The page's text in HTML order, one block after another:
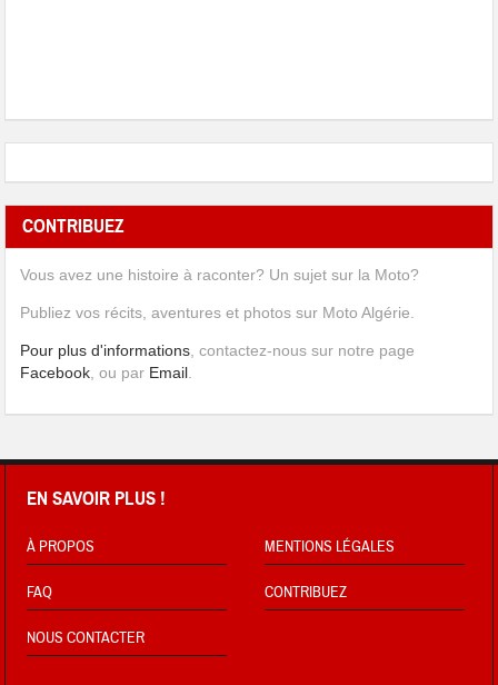
CONTRIBUEZ
Vous avez une histoire à raconter? Un sujet sur la Moto?
Publiez vos récits, aventures et photos sur Moto Algérie.
Pour plus d'informations , contactez-nous sur notre page
Facebook , ou par Email
EN SAVOIR PLUS !
À PROPOS MENTIONS LÉGALES
FAQ CONTRIBUEZ
NOUS CONTACTER